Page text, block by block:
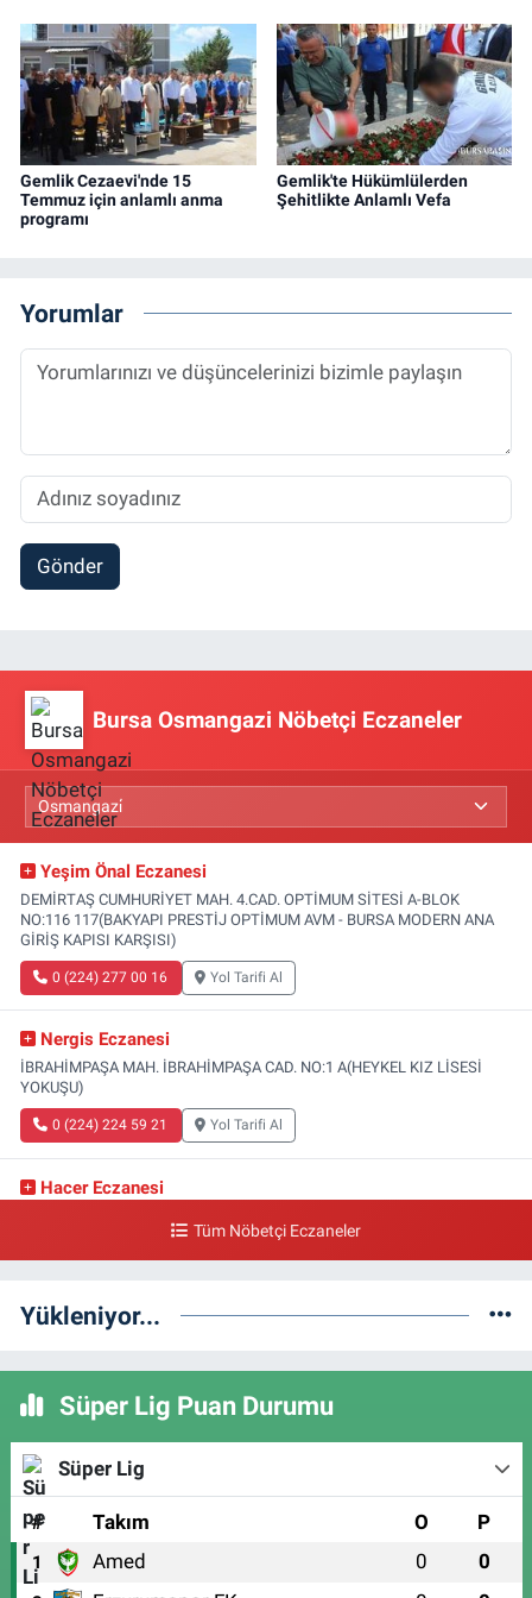
Gemlik Cezaevi'nde 15
Temmuz için anlamlı anma
programı
Gemlik'te Hükümlülerden
Şehitlikte Anlamlı Vefa
Yorumlar
Gönder
Bursa Osmangazi Nöbetçi Eczaneler
Yeşim Önal Eczanesi
DEMİRTAŞ CUMHURİYET MAH. 4.CAD. OPTİMUM SİTESİ A-BLOK
NO:116 117(BAKYAPI PRESTİJ OPTİMUM AVM - BURSA MODERN ANA
GİRİŞ KAPISI KARŞISI)
0 (224) 277 00 16 Yol Tarifi Al
Nergis Eczanesi
İBRAHİMPAŞA MAH. İBRAHİMPAŞA CAD. NO:1 A(HEYKEL KIZ LİSESİ
YOKUŞU)
0 (224) 224 59 21 Yol Tarifi Al
Hacer Eczanesi
Dereli Eczanesi
0 (224) 999 55 01 Yol Tarifi Al
Soğanlı Koç Eczanesi
SOĞANLI MAH. 3.MELTEM SOK. NO:18 B(MEŞELİ CAMİİ KARŞISI)
0 (224) 230 00 58
Tüm Nöbetçi Eczaneler
Yükleniyor...
Süper Lig Puan Durumu
Süper Lig
# Takım O P
1 Amed 0 0